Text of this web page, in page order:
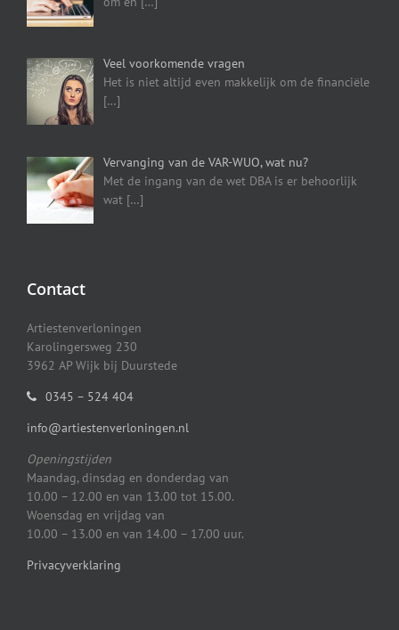
Veel voorkomende vragen
Het is niet altijd even makkelijk om de financiële
[…]
Vervanging van de VAR-WUO, wat nu?
Met de ingang van de wet DBA is er behoorlijk
wat […]
Contact
Artiestenverloningen
Karolingersweg 230
3962 AP Wijk bij Duurstede
0345 – 524 404
info@artiestenverloningen.nl
Openingstijden
Maandag, dinsdag en donderdag van
10.00 – 12.00 en van 13.00 tot 15.00.
Woensdag en vrijdag van
10.00 – 13.00 en van 14.00 – 17.00 uur.
Privacyverklaring